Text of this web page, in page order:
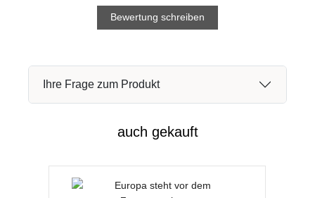
Bewertung schreiben
Ihre Frage zum Produkt
auch gekauft